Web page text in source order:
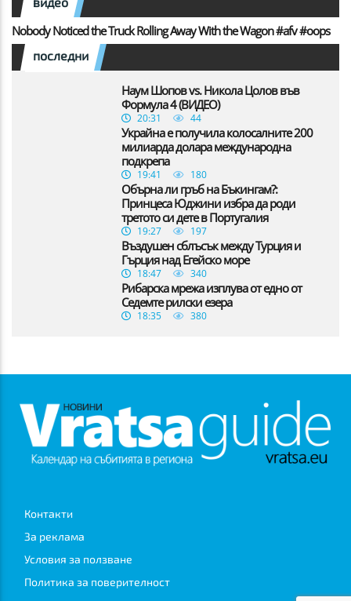
Nobody Noticed the Truck Rolling Away With the Wagon #afv #oops
последни
Наум Шопов vs. Никола Цолов във
Формула 4 (ВИДЕО)
20:31 44
Украйна е получила колосалните 200
милиарда долара международна
подкрепа
19:41 180
Обърна ли гръб на Бъкингам?:
Принцеса Юджини избра да роди
третото си дете в Португалия
19:27 197
Въздушен сблъсък между Турция и
Гърция над Егейско море
18:47 340
Рибарска мрежа изплува от едно от
Седемте рилски езера
18:35 380
Контакти
За реклама
Условия за ползване
Политика за поверителност